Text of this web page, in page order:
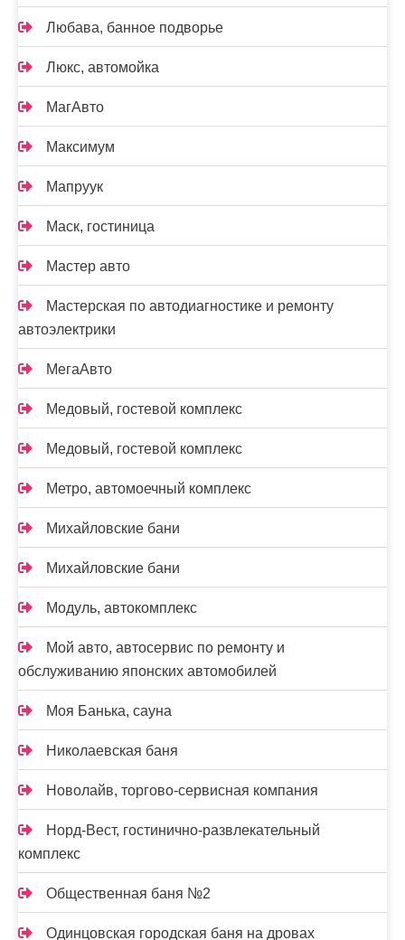
Любава, банное подворье
Люкс, автомойка
МагАвто
Максимум
Мапруук
Маск, гостиница
Мастер авто
Мастерская по автодиагностике и ремонту
автоэлектрики
МегаАвто
Медовый, гостевой комплекс
Медовый, гостевой комплекс
Метро, автомоечный комплекс
Михайловские бани
Михайловские бани
Модуль, автокомплекс
Мой авто, автосервис по ремонту и
обслуживанию японских автомобилей
Моя Банька, сауна
Николаевская баня
Новолайв, торгово-сервисная компания
Норд-Вест, гостинично-развлекательный
комплекс
Общественная баня №2
Одинцовская городская баня на дровах